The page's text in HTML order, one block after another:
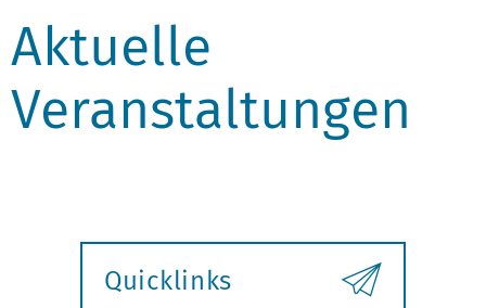
Aktuelle
Veranstaltungen
Quicklinks